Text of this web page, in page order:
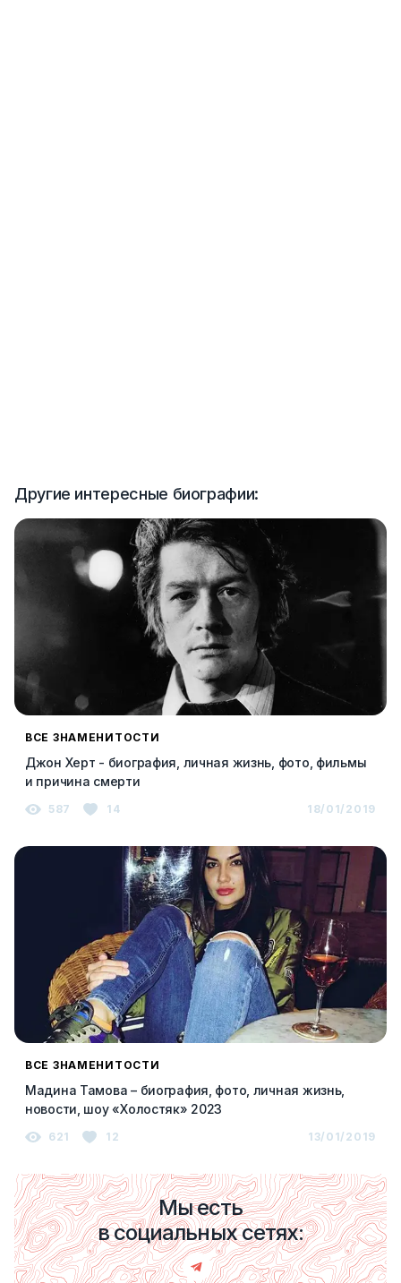
Другие интересные биографии:
ВСЕ ЗНАМЕНИТОСТИ
Джон Херт - биография, личная жизнь, фото, фильмы
и причина смерти
587 14 18/01/2019
ВСЕ ЗНАМЕНИТОСТИ
Мадина Тамова – биография, фото, личная жизнь,
новости, шоу «Холостяк» 2023
621 12 13/01/2019
Мы есть
в социальных сетях: